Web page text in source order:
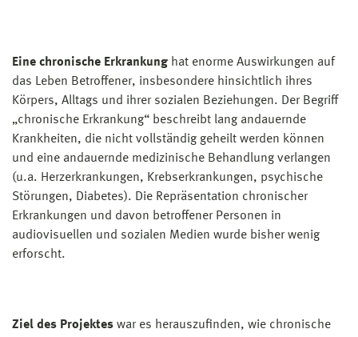
Eine chronische Erkrankunghat enorme Auswirkungen auf
das Leben Betroffener, insbesondere hinsichtlich ihres
Körpers, Alltags und ihrer sozialen Beziehungen. Der Begriff
„chronische Erkrankung“ beschreibt lang andauernde
Krankheiten, die nicht vollständig geheilt werden können
und eine andauernde medizinische Behandlung verlangen
(u.a. Herzerkrankungen, Krebserkrankungen, psychische
Störungen, Diabetes). Die Repräsentation chronischer
Erkrankungen und davon betroffener Personen in
audiovisuellen und sozialen Medien wurde bisher wenig
erforscht.
Ziel des Projektes war es herauszufinden, wie chronische